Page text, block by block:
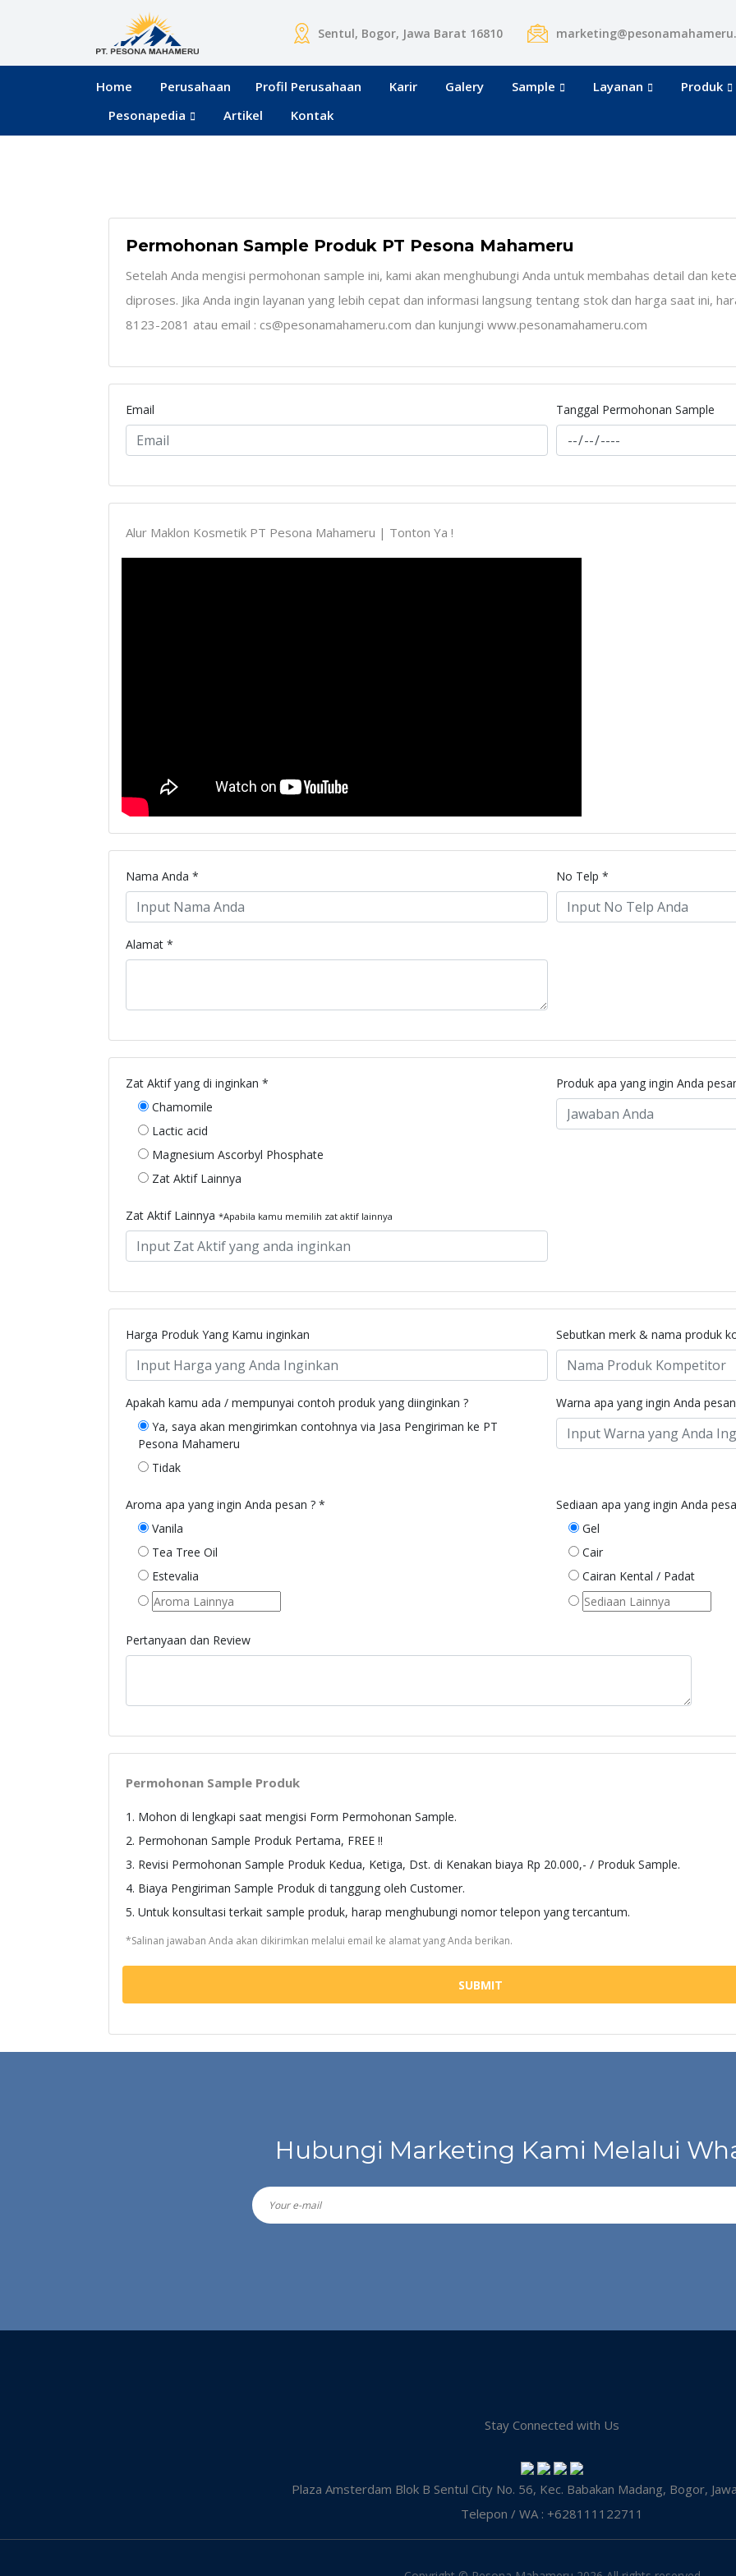
Sentul, Bogor, Jawa Barat 16810
Home Perusahaan Profil Perusahaan Karir Galery Sample Layanan
Produk
Pesonapedia
Artikel Kontak
Permohonan Sample Produk PT Pesona Mahameru
Setelah Anda mengisi permohonan sample ini, kami akan menghubungi Anda untuk membahas detail dan
diproses. Jika Anda ingin layanan yang lebih cepat dan informasi langsung tentang stok dan harga saat ini,
8123-2081 atau email : cs@pesonamahameru.com dan kunjungi www.pesonamahameru.com
Email Tanggal Permohonan Sample
Alur Maklon Kosmetik PT Pesona Mahameru | Tonton Ya !
Nama Anda * No Telp *
Alamat *
Zat Aktif yang di inginkan *
Chamomile
Lactic acid
Magnesium Ascorbyl Phosphate
Zat Aktif Lainnya
Produk apa yang ingin Anda
Zat Aktif Lainnya *Apabila kamu memilih zat aktif lainnya
Harga Produk Yang Kamu inginkan Sebutkan merk & nama produk
Apakah kamu ada / mempunyai contoh produk yang diinginkan ?
Ya, saya akan mengirimkan contohnya via Jasa Pengiriman ke PT
Pesona Mahameru
Tidak
Warna apa yang ingin Anda
Aroma apa yang ingin Anda pesan ? *
Vanila
Tea Tree Oil
Estevalia
Sediaan apa yang ingin Anda
Gel
Cair
Cairan Kental / Padat
Pertanyaan dan Review
Permohonan Sample Produk
1. Mohon di lengkapi saat mengisi Form Permohonan Sample.
2. Permohonan Sample Produk Pertama, FREE !!
3. Revisi Permohonan Sample Produk Kedua, Ketiga, Dst. di Kenakan biaya Rp 20.000,- / Produk Sample.
4. Biaya Pengiriman Sample Produk di tanggung oleh Customer.
5. Untuk konsultasi terkait sample produk, harap menghubungi nomor telepon yang tercantum.
*Salinan jawaban Anda akan dikirimkan melalui email ke alamat yang Anda berikan.
SUBMIT
Hubungi Marketing Kami Melalui
Stay Connected with Us
Plaza Amsterdam Blok B Sentul City No. 56, Kec. Babakan Madang, Bogor,
Telepon / WA : +628111122711